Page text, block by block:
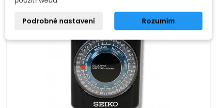
Podrobné nastavení Rozumím